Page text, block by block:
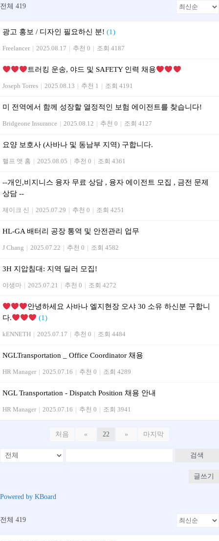
전체 419
광고 홍보 / 디자인 필요하신 분! (1)
Freelancer | 2025.08.17 | 추천 0 | 조회 4187
트러킹 운송, 야드 및 SAFETY 인력 채용
Joseph Torres | 2025.08.13 | 추천 1 | 조회 4191
미 전역에서 함께 성장할 열정적인 보험 에이전트를 찾습니다!
Bridgeone Insurance | 2025.08.12 | 추천 0 | 조회 4127
요양 보호사 (사바나 및 동남부 지역) 구합니다.
핼프 앳 홈 | 2025.08.05 | 추천 0 | 조회 4361
--개인,비지니스 융자 무료 상담 , 융자 에이전트 모집 , 금전 문제
상담 --
제이크 신 | 2025.07.29 | 추천 0 | 조회 4251
HL-GA 배터리 공장 통역 및 안전관리 업무
J Chang | 2025.07.22 | 추천 0 | 조회 4582
3H 지압침대: 지역 딜러 모집!
야생마 | 2025.07.21 | 추천 0 | 조회 4272
안녕하세요 사바나 엘지현장 오샤 30 소유 하신분 구합니
다.
(1)
kENNETH | 2025.07.17 | 추천 0 | 조회 4484
NGLTransportation _ Office Coordinator 채용
HR Manager | 2025.07.16 | 추천 0 | 조회 4289
NGL Transportation - Dispatch Position 채용 안내
HR Manager | 2025.07.16 | 추천 0 | 조회 3941
처음 « 22 » 마지막
검색
글쓰기
Powered by KBoard
전체 419